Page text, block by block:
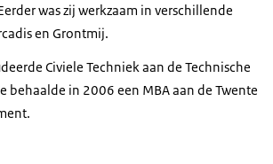
was zij werkzaam in verschillende
en Grontmij.
Civiele Techniek aan de Technische
behaalde in 2006 een MBA aan de Twente